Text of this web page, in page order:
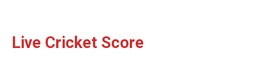
Live Cricket Score